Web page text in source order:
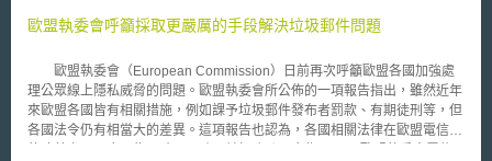
人若要聲訴原告的專利無效需具有大量且具體的證明，證明專利的無效性。
案規定，其可對其律師相關的懲罰。 3.若專利權人像PTAB提出對方的專利
無效，PTAB僅需一個成員來決定是否構成審視該專利有效性的決定。
提出這些修改法案，主要希望在打擊專利訴訟濫用的同時，又不會過度的保
護專利權人而可能夠成不中立的結果。
(Customer retention marketing)。電信業者在3月間亦向FCC申訴，有線電
申請，造成消費者轉換服務提供業者之困擾，不利電信業者爭取客戶轉向訂
閱其他業者之影音服務。 針對有線電視業者所提出之申訴，FCC執行
局(the Enforcement Bureau)認為，就法條解釋觀之，電信業者此一利用消
費者資料的方式並未違反通訊法之規定，故建議FCC駁回有線電視業者之申
訴。然而，有鑑於電信業者與有線電視業者之間競爭逐漸白熱化，執行局建
歐盟執委會呼籲採取更嚴厲的手段解決垃圾郵件問題
歐盟執委會（European Commission）日前再次呼籲歐盟各國加強處
理公眾線上隱私威脅的問題。歐盟執委會所公佈的一項報告指出，雖然近年
來歐盟各國皆有相關措施，例如課予垃圾郵件發布者罰款、有期徒刑等，但
各國法令仍有相當大的差異。這項報告也認為，各國相關法律在歐盟電信法